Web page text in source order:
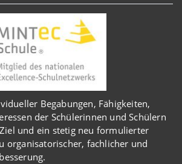
Begabungen, Fähigkeiten,
der Schülerinnen und Schülern
und ein stetig neu formulierter
organisatorischer, fachlicher und